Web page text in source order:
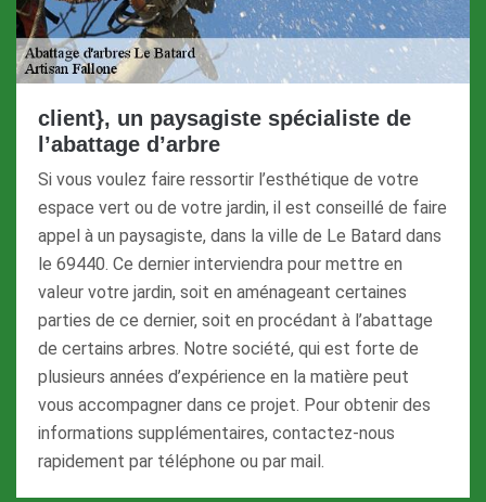
client}, un paysagiste spécialiste de
l’abattage d’arbre
Si vous voulez faire ressortir l’esthétique de votre
espace vert ou de votre jardin, il est conseillé de faire
appel à un paysagiste, dans la ville de Le Batard dans
le 69440. Ce dernier interviendra pour mettre en
valeur votre jardin, soit en aménageant certaines
parties de ce dernier, soit en procédant à l’abattage
de certains arbres. Notre société, qui est forte de
plusieurs années d’expérience en la matière peut
vous accompagner dans ce projet. Pour obtenir des
informations supplémentaires, contactez-nous
rapidement par téléphone ou par mail.